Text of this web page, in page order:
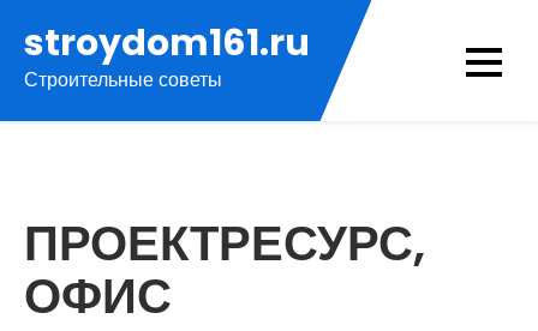
содержимому
stroydom161.ru
Строительные советы
ПРОЕКТРЕСУРС,
ОФИС